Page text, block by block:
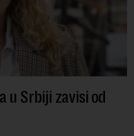
u Srbiji zavisi od